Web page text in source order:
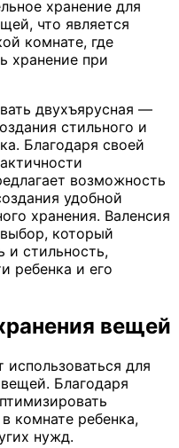
хранение для
что является
комнате, где
хранение при
двухъярусная —
стильного и
Благодаря своей
возможность
удобной
хранения. Валенсия
который
и стильность,
ребенка и его
вещей
для
Благодаря
комнате ребенка,
нужд.